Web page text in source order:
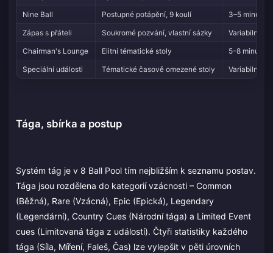
Nine Ball
Postupné potápění, 9 koulí
3–5 minut
Zápas s přáteli
Soukromé pozvání, vlastní sázky
Variabilní
Chairman's Lounge
Elitní tématické stoly
5–8 minut
Speciální události
Tématické časově omezené stoly Variabilní
Tága, sbírka a postup
Systém tág je v 8 Ball Pool tím nejbližším k seznamu postav.
Tága jsou rozdělena do kategorií vzácnosti – Common
(Běžná), Rare (Vzácná), Epic (Epická), Legendary
(Legendární), Country Cues (Národní tága) a Limited Event
cues (Limitovaná tága z událostí). Čtyři statistiky každého
tága (Síla, Míření, Faleš, Čas) lze vylepšit v pěti úrovních